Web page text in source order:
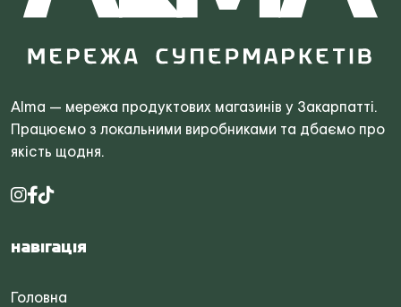
for:
Alma — мережа продуктових магазинів у Закарпатті.
Працюємо з локальними виробниками та дбаємо про
якість щодня.
Навігація
Головна